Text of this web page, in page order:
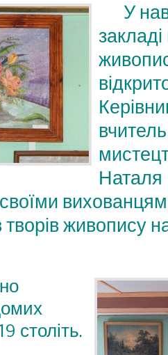
У
Наталя
живопису
століть.